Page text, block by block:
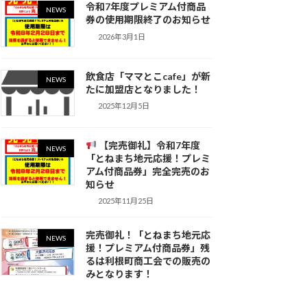
NEWS
令和7年度プレミアム付商品
券の使用期限終了のお知らせ
2026年3月1日
NEWS
飲食店「ママとこcafe」が新
たに加盟店となりました！
2025年12月5日
NEWS
【完売御礼】令和7年度
「とねまち地元応援！プレミ
アム付商品券」完全完売のお
知らせ
2025年11月25日
NEWS
完売御礼！「とねまち地元応
援！プレミアム付商品券」残
るは利根町商工会での販売の
みとなります！